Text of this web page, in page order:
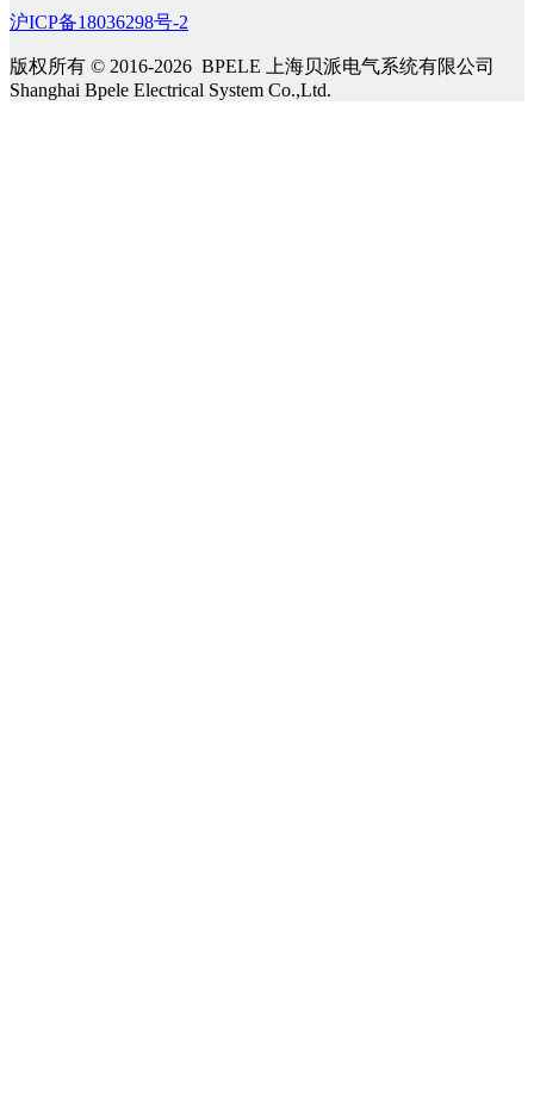
沪ICP备18036298号-2
版权所有 © 2016-2026 BPELE 上海贝派电气系统有限公司
Shanghai Bpele Electrical System Co.,Ltd.